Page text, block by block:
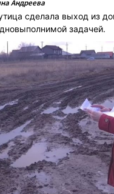
Андреева
сделала выход из
задачей.